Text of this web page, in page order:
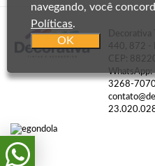
Decorativa
440, 872 -
CEP:
WhatsApp:
3268-7070
navegando, você
Políticas.
OK